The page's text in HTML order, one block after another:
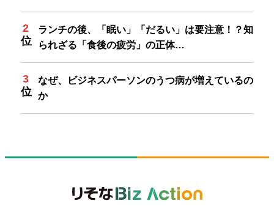
ランチの後、「眠い」「だるい」は要注意！？知
られざる「食後の疲労」の正体…
なぜ、ビジネスパーソンのうつ病が増えているの
か